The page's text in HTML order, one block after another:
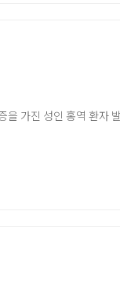
비상기준 미해당
regarding-the-
계획
plan/)
중보건 대응을 위해
Center, 공중
사회 수준에서 발병
의 어려움이 있어 임
코리아의 공식 견해는
가진 성인 홍역 환자
이염을 유발하는 중복
코리아의 공식 견해는